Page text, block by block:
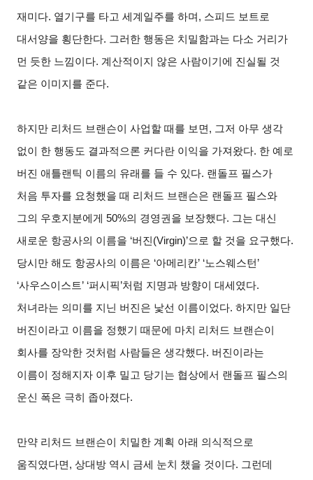
재미다. 열기구를 타고 세계일주를 하며, 스피드 보트로
대서양을 횡단한다. 그러한 행동은 치밀함과는 다소 거리가
먼 듯한 느낌이다. 계산적이지 않은 사람이기에 진실될 것
같은 이미지를 준다.
하지만 리처드 브랜슨이 사업할 때를 보면, 그저 아무 생각
없이 한 행동도 결과적으론 커다란 이익을 가져왔다. 한 예로
버진 애틀랜틱 이름의 유래를 들 수 있다. 랜돌프 필스가
처음 투자를 요청했을 때 리처드 브랜슨은 랜돌프 필스와
그의 우호지분에게 50%의 경영권을 보장했다. 그는 대신
새로운 항공사의 이름을 ‘버진(Virgin)’으로 할 것을 요구했다.
당시만 해도 항공사의 이름은 ‘아메리칸’ ‘노스웨스턴’
‘사우스이스트’ ‘퍼시픽’처럼 지명과 방향이 대세였다.
처녀라는 의미를 지닌 버진은 낯선 이름이었다. 하지만 일단
버진이라고 이름을 정했기 때문에 마치 리처드 브랜슨이
회사를 장악한 것처럼 사람들은 생각했다. 버진이라는
이름이 정해지자 이후 밀고 당기는 협상에서 랜돌프 필스의
운신 폭은 극히 좁아졌다.
만약 리처드 브랜슨이 치밀한 계획 아래 의식적으로
움직였다면, 상대방 역시 금세 눈치 챘을 것이다. 그런데